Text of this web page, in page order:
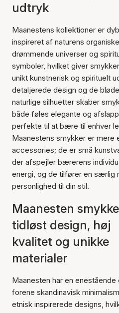
udtryk
Maanestens kollektioner er
inspireret af naturens
drømmende universer og
symboler, hvilket giver
unikt kunstnerisk og spirituelt
detaljerede design og de
naturlige silhuetter skaber
både føles elegante og
perfekte til at bære til enhver
Maanestens smykker er mere
accessories; de er små
der afspejler bærerens
energi, og de tilfører en særlig
personlighed til din stil.
Maanesten
tidløst design, høj
kvalitet og unikke
materialer
Maanesten har en enestående
forene skandinavisk
etnisk inspirerede designs,